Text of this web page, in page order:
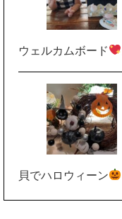
ウェルカムボード
貝でハロウィーン